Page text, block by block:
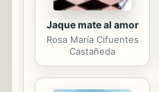
Jaque mate al amor
Rosa María Cifuentes
Castañeda